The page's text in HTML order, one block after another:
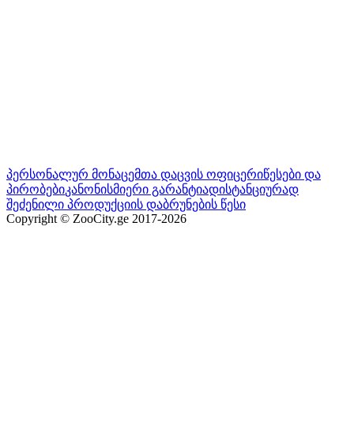
პერსონალურ მონაცემთა დაცვის ოფიცერიწესები და
პირობებიკანონისმიერი გარანტიადისტანციურად
შეძენილი პროდუქციის დაბრუნების წესი
Copyright © ZooCity.ge 2017-2026